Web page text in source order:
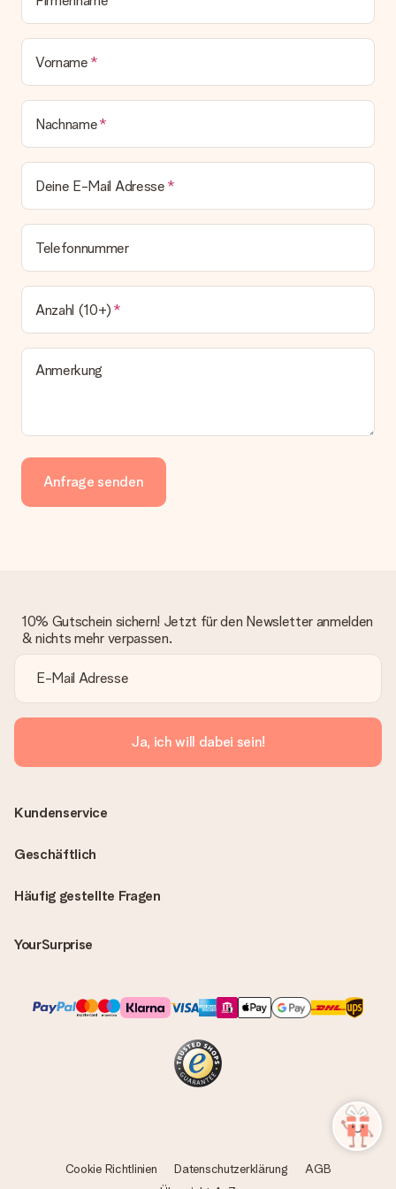
Vorname
Nachname
Deine E-Mail Adresse
Telefonnummer
Anzahl (10+)
Anmerkung
Anfrage senden
10% Gutschein sichern! Jetzt für den Newsletter anmelden
& nichts mehr verpassen.
Ja, ich will dabei sein!
Häufig gestellte Fragen
YourSurprise
Kundenservice
Geschäftlich
Cookie Richtlinien Datenschutzerklärung
AGB